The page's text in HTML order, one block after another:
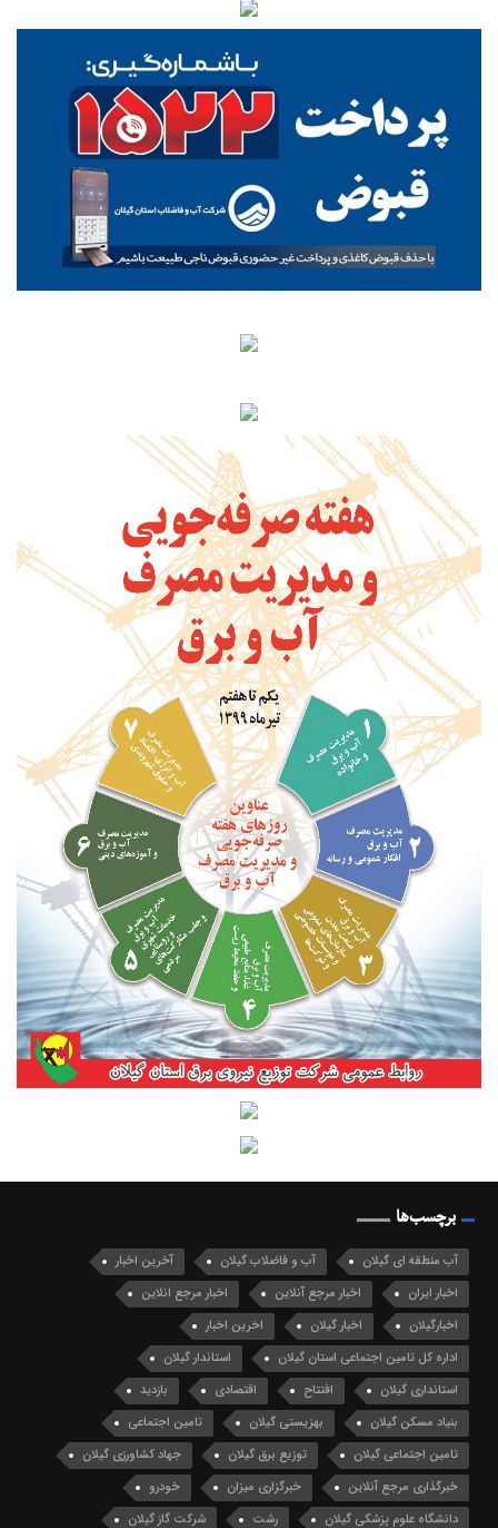
برچسب‌ها
آب منطقه ای گیلان آب و فاضلاب گیلان
آخرین اخبار
اخبار ایران
اخبار مرجع آنلاین
اخبار مرجع انلاین
اخبارگیلان
اخبار گیلان
اخرین اخبار
اداره کل تامین اجتماعی استان گیلان
استاندار گیلان
استانداری گیلان
افتتاح اقتصادی
بازدید
بنیاد مسکن گیلان
بهزیستی گیلان
تامین اجتماعی
تامین اجتماعی گیلان
توزیع برق گیلان
جهاد کشاورزی گیلان
خبرگذاری مرجع آنلاین
خبرگزاری میزان
خودرو
دانشگاه علوم پزشکی گیلان
رشت شرکت گاز گیلان